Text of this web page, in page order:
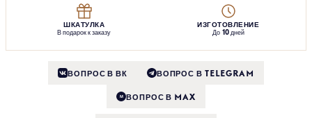
ШКАТУЛКА
В подарок к заказу
ИЗГОТОВЛЕНИЕ
До 10 дней
ВОПРОС В ВК ВОПРОС В TELEGRAM
M ВОПРОС В MAX